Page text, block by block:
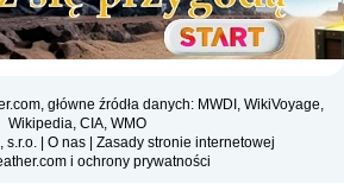
główne źródła danych: MWDI, WikiVoyage,
Wikipedia, CIA, WMO
s.r.o. | O nas| Zasady stronie internetowej
i ochrony prywatności